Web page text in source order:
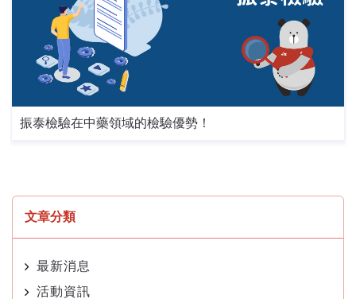
振泰檢驗在中藥領域的檢驗優勢！
文章分類
最新消息
活動資訊